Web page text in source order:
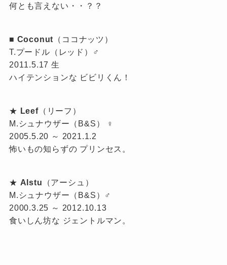
何とも言えない・・？？
■ Coconut （ココナッツ）
T.プードル（レッド）♂
2011.5.17 生
ハイテンションな ビビリくん！
★ Leef（リーフ）
M.シュナウザー（B&S） ♀
2005.5.20 ～ 2021.1.2
怖いもの知らずの プリンセス。
★ Alstu （アーシュ）
M.シュナウザー（B&S）♂
2000.3.25 ～ 2012.10.13
食いしん坊な ジェントルマン。